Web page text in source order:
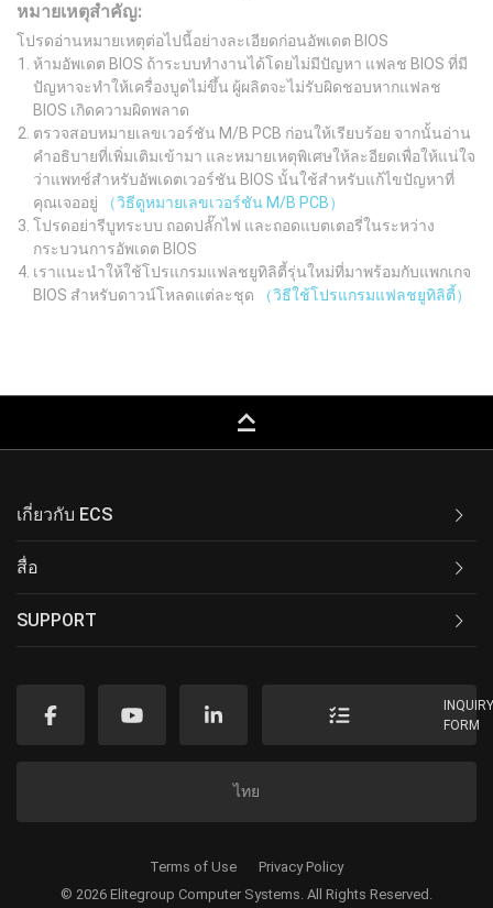
หมายเหตุสำคัญ:
โปรดอ่านหมายเหตุต่อไปนี้อย่างละเอียดก่อนอัพเดต BIOS
ห้ามอัพเดต BIOS ถ้าระบบทำงานได้โดยไม่มีปัญหา แฟลช BIOS ที่มี
ปัญหาจะทำให้เครื่องบูตไม่ขึ้น ผู้ผลิตจะไม่รับผิดชอบหากแฟลช
BIOS เกิดความผิดพลาด
ตรวจสอบหมายเลขเวอร์ชัน M/B PCB ก่อนให้เรียบร้อย จากนั้นอ่าน
คำอธิบายที่เพิ่มเติมเข้ามา และหมายเหตุพิเศษให้ละอียดเพื่อให้แน่ใจ
ว่าแพทช์สำหรับอัพเดตเวอร์ชัน BIOS นั้นใช้สำหรับแก้ไขปัญหาที่
คุณเจออยู่
（วิธีดูหมายเลขเวอร์ชัน M/B PCB）
โปรดอย่ารีบูทระบบ ถอดปลั๊กไฟ และถอดแบตเตอรี่ในระหว่าง
กระบวนการอัพเดต BIOS
เราแนะนำให้ใช้โปรแกรมแฟลชยูทิลิตี้รุ่นใหม่ที่มาพร้อมกับแพกเกจ
BIOS สำหรับดาวน์โหลดแต่ละชุด
（วิธีใช้โปรแกรมแฟลชยูทิลิตี้）
keyboard_capslock
เกี่ยวกับ ECS
สื่อ
SUPPORT
FORM
ไทย
© 2026 Elitegroup Computer Systems. All Rights Reserved.
Terms of Use Privacy Policy